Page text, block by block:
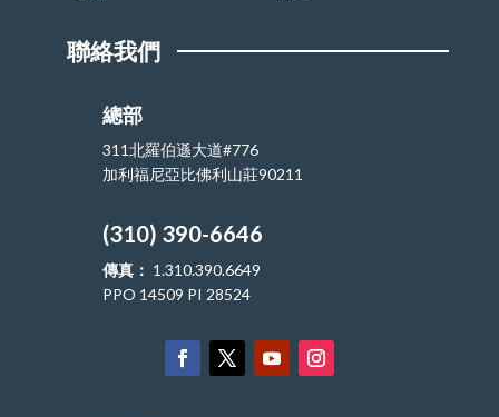
聯絡我們
總部
311北羅伯遜大道#776
加利福尼亞比佛利山莊90211
(310) 390-6646
傳真： 1.310.390.6649
PPO 14509 PI 28524